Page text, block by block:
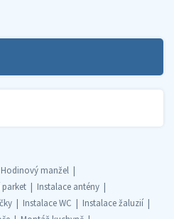
Hodinový manžel
parket
Instalace antény
Instalace WC
Instalace žaluzií